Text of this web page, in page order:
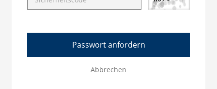
Passwort anfordern
Abbrechen